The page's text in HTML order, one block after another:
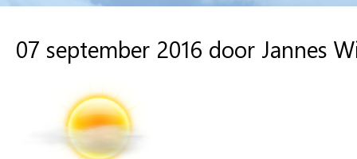
07 september 2016 door Jannes